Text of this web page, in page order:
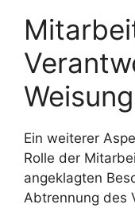
Weisung
Ein weiterer
Rolle der
angeklagten
Abtrennung des